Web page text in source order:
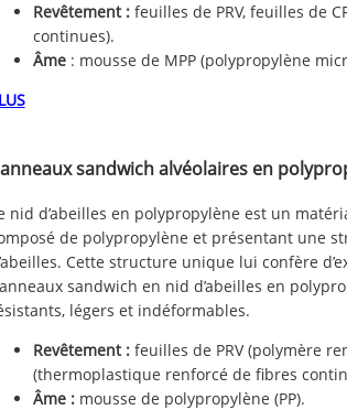
Revêtement :feuilles de PRV, feuilles de
continues).
Âme : mousse de MPP (polypropylène
sandwich alvéolaires en
nid d’abeilles en polypropylène est un
de polypropylène et présentant une
Cette structure unique lui confère
sandwich en nid d’abeilles en
légers et indéformables.
Revêtement :feuilles de PRV (polymère
(thermoplastique renforcé de fibres
Âme :mousse de polypropylène (PP).